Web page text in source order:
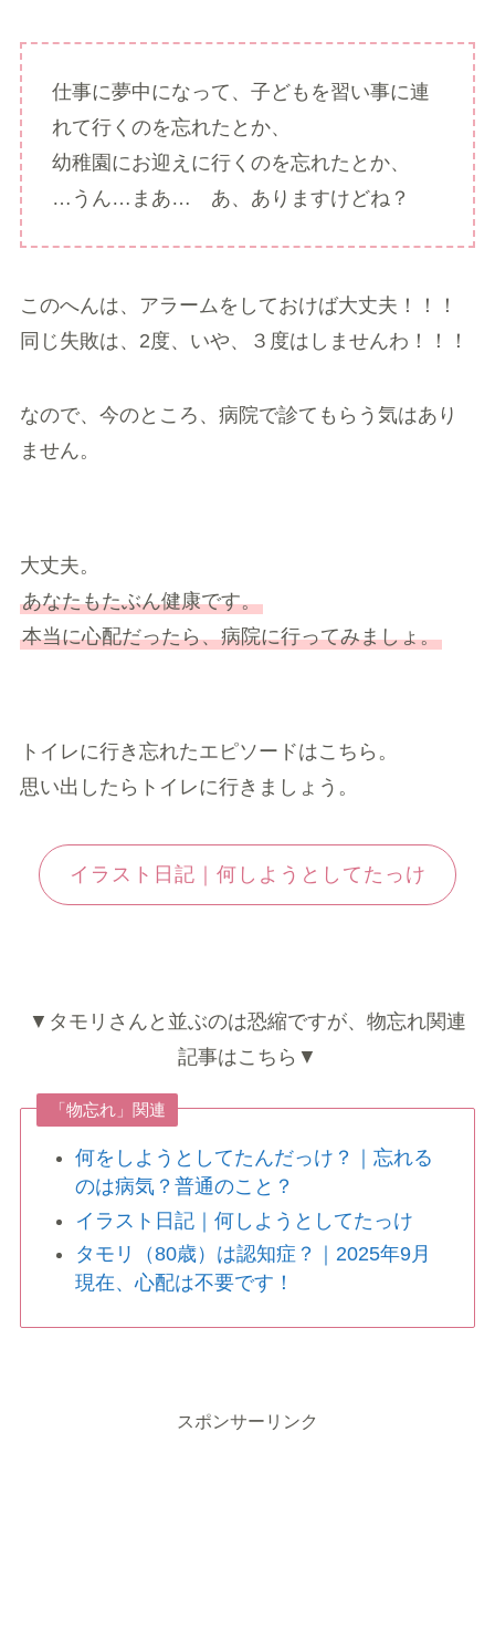
仕事に夢中になって、子どもを習い事に連
れて行くのを忘れたとか、
幼稚園にお迎えに行くのを忘れたとか、
…うん…まあ… あ、ありますけどね？
このへんは、アラームをしておけば大丈夫！！！
同じ失敗は、2度、いや、３度はしませんわ！！！
なので、今のところ、病院で診てもらう気はあり
ません。
大丈夫。
あなたもたぶん健康です。
本当に心配だったら、病院に行ってみましょ。
トイレに行き忘れたエピソードはこちら。
思い出したらトイレに行きましょう。
イラスト日記｜何しようとしてたっけ
▼タモリさんと並ぶのは恐縮ですが、物忘れ関連
記事はこちら▼
「物忘れ」関連
何をしようとしてたんだっけ？｜忘れる
のは病気？普通のこと？
イラスト日記｜何しようとしてたっけ
タモリ（80歳）は認知症？｜2025年9月
現在、心配は不要です！
スポンサーリンク